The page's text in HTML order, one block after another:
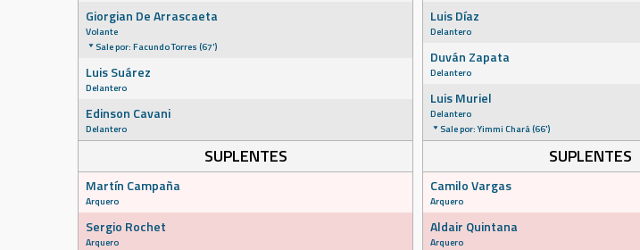
Giorgian De Arrascaeta
Volante
Sale por: Facundo Torres (67')
Luis Suárez
Delantero
Edinson Cavani
Delantero
SUPLENTES
Martín Campaña
Arquero
Sergio Rochet
Arquero
Luis Díaz
Delantero
Duván Zapata
Delantero
Luis Muriel
Delantero
Sale por: Yimmi Chará (66')
SUPLENTES
Camilo Vargas
Arquero
Aldair Quintana
Arquero